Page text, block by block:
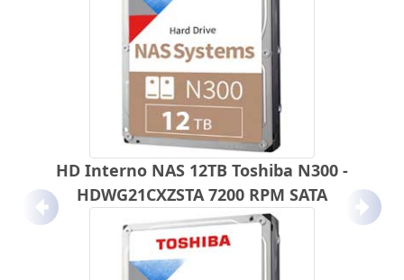
HD Interno NAS 12TB Toshiba N300 -
HDWG21CXZSTA 7200 RPM SATA
Anterior